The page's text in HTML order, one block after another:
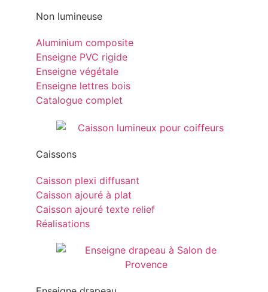
Non lumineuse
Aluminium composite
Enseigne PVC rigide
Enseigne végétale
Enseigne lettres bois
Catalogue complet
Caissons
Caisson plexi diffusant
Caisson ajouré à plat
Caisson ajouré texte relief
Réalisations